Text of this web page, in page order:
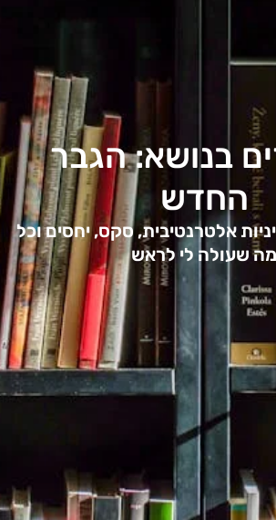
בנושא: הגבר
החדש
אלטרנטיבית, סקס, יחסים וכל
מה שעולה לי לראש